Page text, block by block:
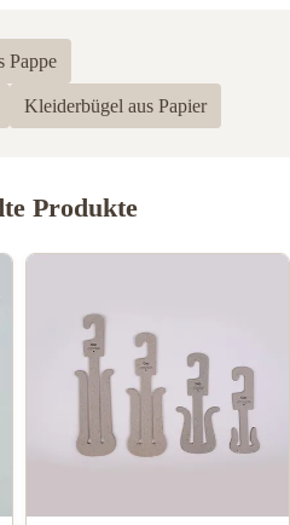
Pappe
Kleiderbügel aus Papier
Produkte